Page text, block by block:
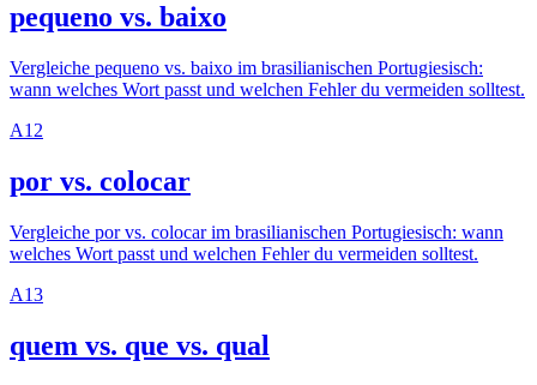
pequeno vs. baixo
Vergleiche pequeno vs. baixo im brasilianischen Portugiesisch:
wann welches Wort passt und welchen Fehler du vermeiden solltest.
A1 2
por vs. colocar
Vergleiche por vs. colocar im brasilianischen Portugiesisch: wann
welches Wort passt und welchen Fehler du vermeiden solltest.
A13
quem vs. que vs. qual